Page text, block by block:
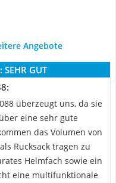
Angebote
SEHR GUT
überzeugt uns, da sie
eine sehr gute
das Volumen von
Rucksack tragen zu
Helmfach sowie ein
eine multifunktionale